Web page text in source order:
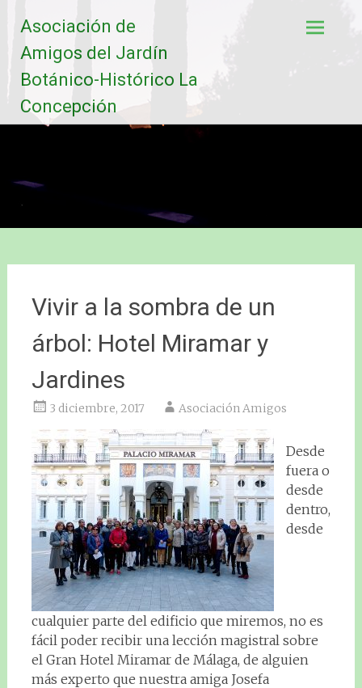
contenido
Asociación de
Amigos del Jardín
Botánico-Histórico La
Concepción
Vivir a la sombra de un
árbol: Hotel Miramar y
Jardines
3 diciembre, 2017 Asociación Amigos
Desde
fuera o
desde
dentro,
desde
cualquier parte del edificio que miremos, no es
fácil poder recibir una lección magistral sobre
el Gran Hotel Miramar de Málaga, de alguien
más experto que nuestra amiga Josefa